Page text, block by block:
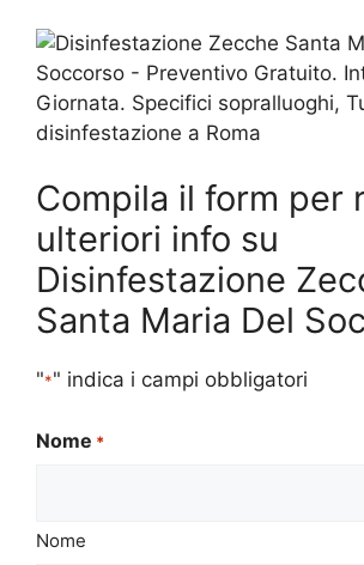
Compila il form per
ulteriori info su
Disinfestazione
Santa Maria Del
"*" indica i campi obbligatori
Nome *
Nome